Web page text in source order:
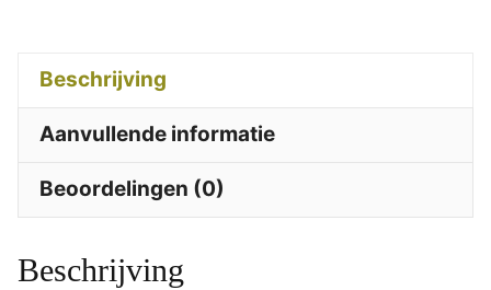
Beschrijving
Aanvullende informatie
Beoordelingen (0)
Beschrijving